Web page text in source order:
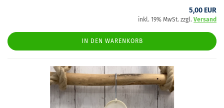
5,00 EUR
inkl. 19% MwSt. zzgl. Versand
IN DEN WARENKORB